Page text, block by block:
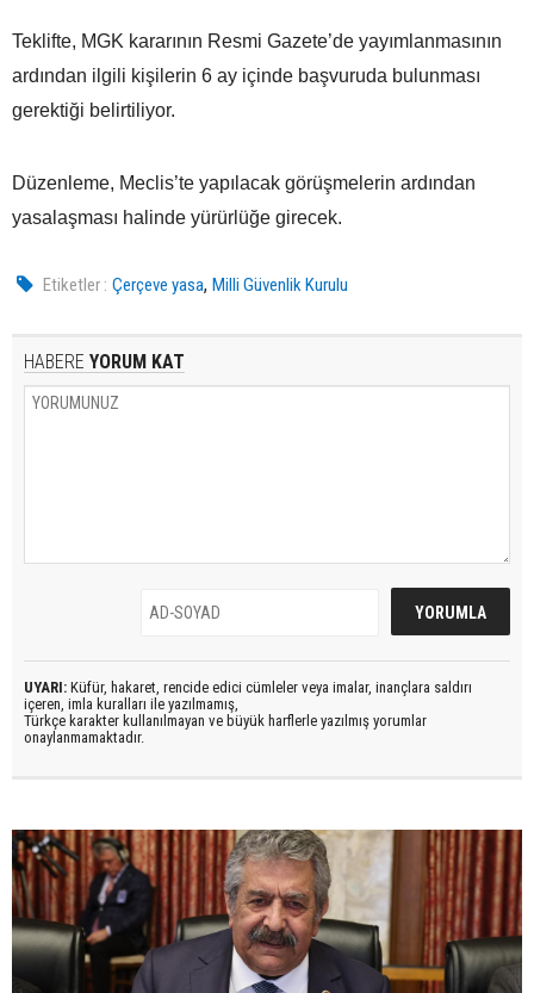
Teklifte, MGK kararının Resmi Gazete’de yayımlanmasının
ardından ilgili kişilerin 6 ay içinde başvuruda bulunması
gerektiği belirtiliyor.
Düzenleme, Meclis’te yapılacak görüşmelerin ardından
yasalaşması halinde yürürlüğe girecek.
Etiketler : Çerçeve yasa,Milli Güvenlik Kurulu
HABERE YORUM KAT
UYARI: Küfür, hakaret, rencide edici cümleler veya imalar, inançlara saldırı
içeren, imla kuralları ile yazılmamış,
Türkçe karakter kullanılmayan ve büyük harflerle yazılmış yorumlar
onaylanmamaktadır.